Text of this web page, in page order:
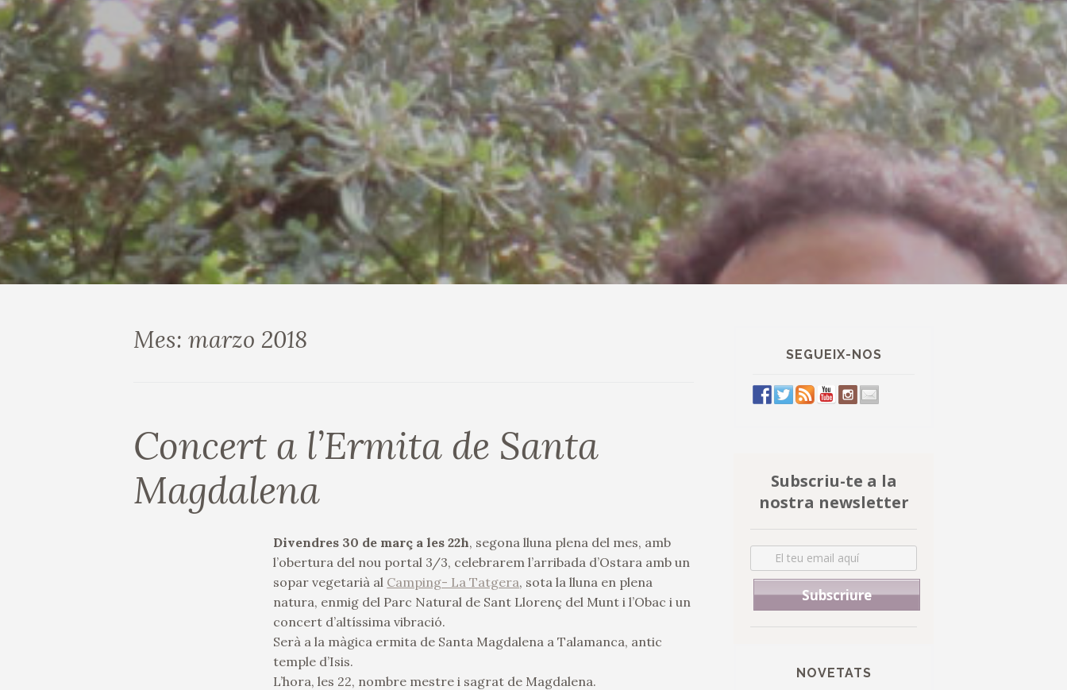
Mes: marzo 2018
Concert a l’Ermita de Santa
Magdalena
Divendres 30 de març a les 22h, segona lluna plena del mes, amb
l’obertura del nou portal 3/3, celebrarem l’arribada d’Ostara amb un
sopar vegetarià al Camping- La Tatgera, sota la lluna en plena
natura, enmig del Parc Natural de Sant Llorenç del Munt i l’Obac i un
concert d’altíssima vibració.
Serà a la màgica ermita de Santa Magdalena a Talamanca, antic
temple d’Isis.
L’hora, les 22, nombre mestre i sagrat de Magdalena.
SEGUEIX-NOS
Subscriu-te a la
nostra newsletter
NOVETATS